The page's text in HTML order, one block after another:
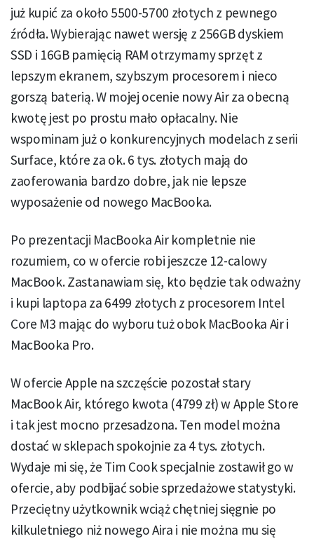
już kupić za około 5500-5700 złotych z pewnego
źródła. Wybierając nawet wersję z 256GB dyskiem
SSD i 16GB pamięcią RAM otrzymamy sprzęt z
lepszym ekranem, szybszym procesorem i nieco
gorszą baterią. W mojej ocenie nowy Air za obecną
kwotę jest po prostu mało opłacalny. Nie
wspominam już o konkurencyjnych modelach z serii
Surface, które za ok. 6 tys. złotych mają do
zaoferowania bardzo dobre, jak nie lepsze
wyposażenie od nowego MacBooka.
Po prezentacji MacBooka Air kompletnie nie
rozumiem, co w ofercie robi jeszcze 12-calowy
MacBook. Zastanawiam się, kto będzie tak odważny
i kupi laptopa za 6499 złotych z procesorem Intel
Core M3 mając do wyboru tuż obok MacBooka Air i
MacBooka Pro.
W ofercie Apple na szczęście pozostał stary
MacBook Air, którego kwota (4799 zł) w Apple Store
i tak jest mocno przesadzona. Ten model można
dostać w sklepach spokojnie za 4 tys. złotych.
Wydaje mi się, że Tim Cook specjalnie zostawił go w
ofercie, aby podbijać sobie sprzedażowe statystyki.
Przeciętny użytkownik wciąż chętniej sięgnie po
kilkuletniego niż nowego Aira i nie można mu się